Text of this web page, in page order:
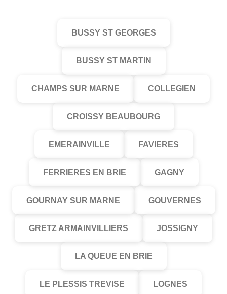
BUSSY ST GEORGES
BUSSY ST MARTIN
CHAMPS SUR MARNE COLLEGIEN
CROISSY BEAUBOURG
EMERAINVILLE FAVIERES
FERRIERES EN BRIE GAGNY
GOURNAY SUR MARNE GOUVERNES
GRETZ ARMAINVILLIERS JOSSIGNY
LA QUEUE EN BRIE
LE PLESSIS TREVISE LOGNES